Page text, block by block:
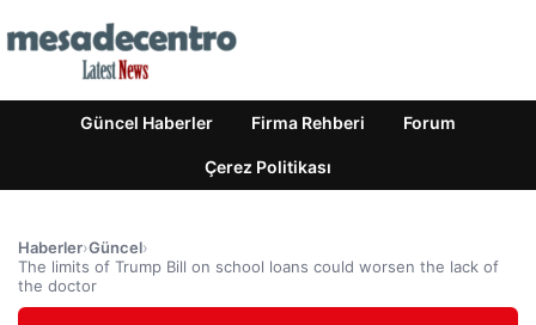
Güncel Haberler Firma Rehberi Forum
Çerez Politikası
Haberler›Güncel›
The limits of Trump Bill on school loans could worsen the lack of
the doctor